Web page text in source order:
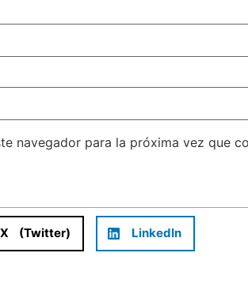
navegador para la próxima vez que
X (Twitter) LinkedIn